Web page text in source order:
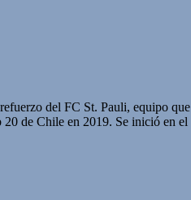
del FC St. Pauli, equipo
de Chile en 2019. Se inició en el